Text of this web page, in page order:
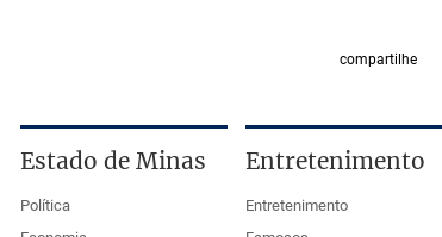
compartilhe
Estado de Minas
Política
Entretenimento
Entretenimento